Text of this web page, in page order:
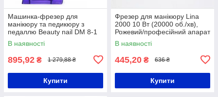
Машинка-фрезер для
манікюру та педикюру з
педаллю Beauty nail DM 8-1
/211 / Фрезерна машинка
В наявності
895,92 ₴ 1 279,88 ₴
Купити
Фрезер для манікюру Lina
2000 10 Вт (20000 об./хв),
Рожевий/професійний апарат
для педикюру
В наявності
445,20 ₴ 636 ₴
Купити